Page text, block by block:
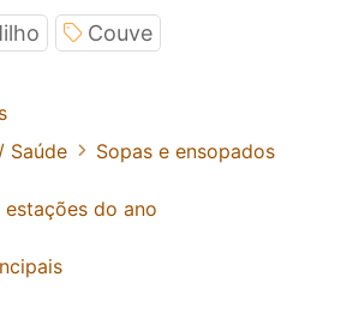
Couve
Saúde
Sopas e ensopados
estações do ano